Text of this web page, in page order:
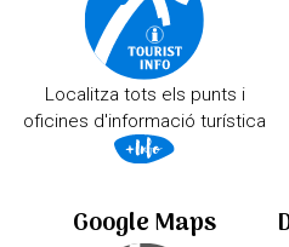
Localitza tots els punts i
oficines d'informació turística
Google Maps